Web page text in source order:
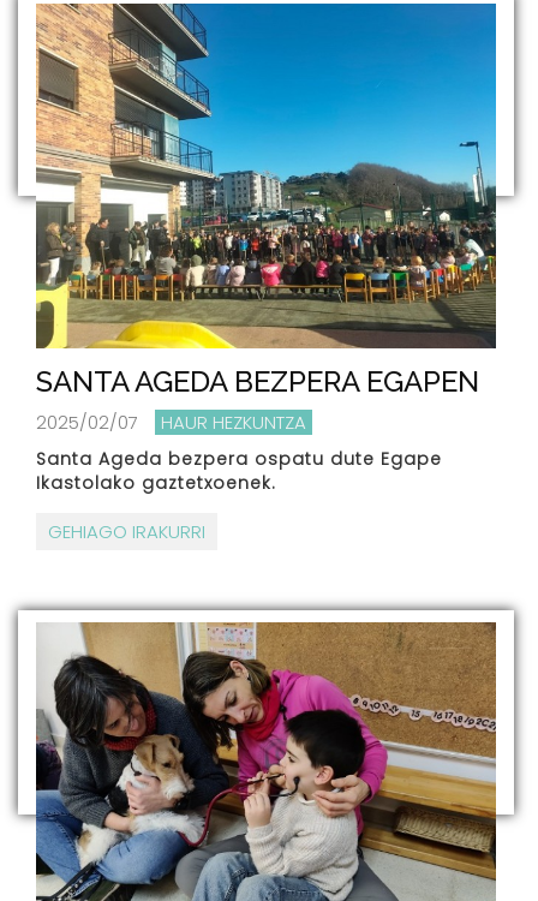
SANTA AGEDA BEZPERA EGAPEN
2025/02/07 HAUR HEZKUNTZA
Santa Ageda bezpera ospatu dute Egape
Ikastolako gaztetxoenek.
GEHIAGO IRAKURRI